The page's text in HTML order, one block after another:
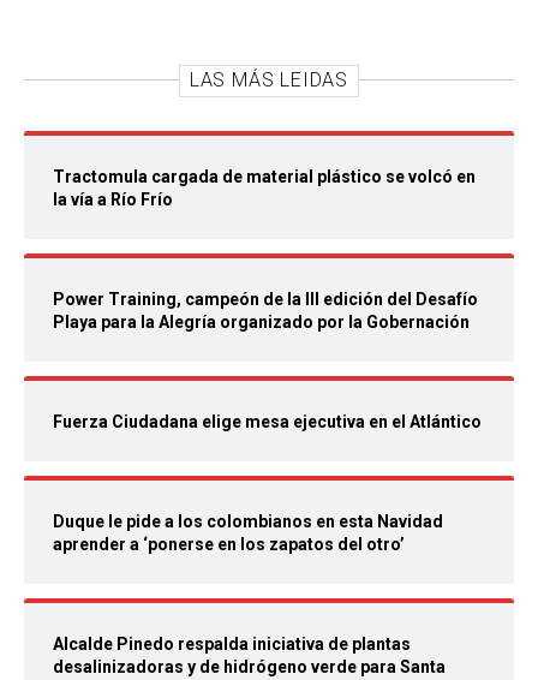
LAS MÁS LEIDAS
Tractomula cargada de material plástico se volcó en
la vía a Río Frío
Power Training, campeón de la III edición del Desafío
Playa para la Alegría organizado por la Gobernación
Fuerza Ciudadana elige mesa ejecutiva en el Atlántico
Duque le pide a los colombianos en esta Navidad
aprender a ‘ponerse en los zapatos del otro’
Alcalde Pinedo respalda iniciativa de plantas
desalinizadoras y de hidrógeno verde para Santa